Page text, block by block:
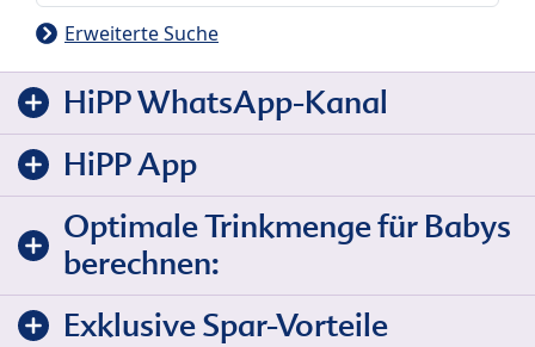
Erweiterte Suche
HiPP WhatsApp-Kanal
HiPP App
Optimale Trinkmenge für Babys
berechnen:
Exklusive Spar-Vorteile